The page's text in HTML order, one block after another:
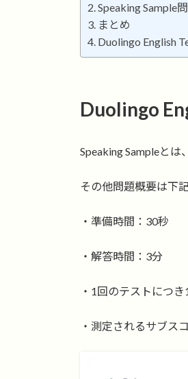
Speaking Sample
まとめ
Duolingo English
Duolingo
Speaking Sampleと
その他問題概要は下
・準備時間：30秒
・解答時間：3分
・1回のテストにつき
・測定されるサブス